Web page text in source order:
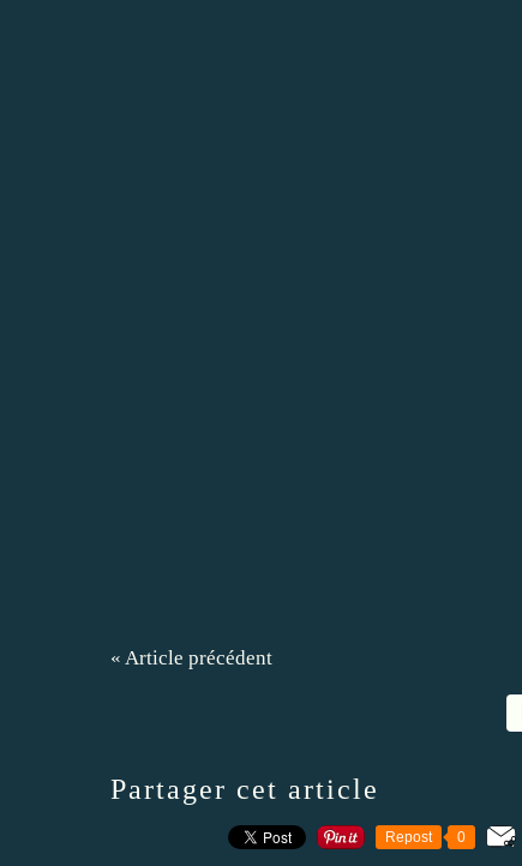
« Article précédent
Partager cet article
Repost 0